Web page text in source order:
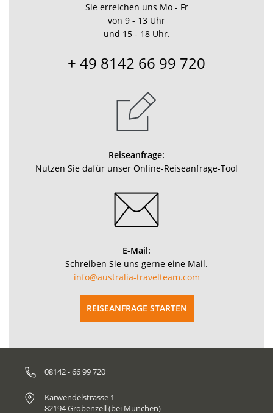
Sie erreichen uns Mo - Fr
von 9 - 13 Uhr
und 15 - 18 Uhr.
+ 49 8142 66 99 720
Reiseanfrage:
Nutzen Sie dafür unser Online-Reiseanfrage-Tool
E-Mail:
Schreiben Sie uns gerne eine Mail.
info@australia-travelteam.com
REISEANFRAGE STARTEN
08142 - 66 99 720
Karwendelstrasse 1
82194 Gröbenzell (bei München)